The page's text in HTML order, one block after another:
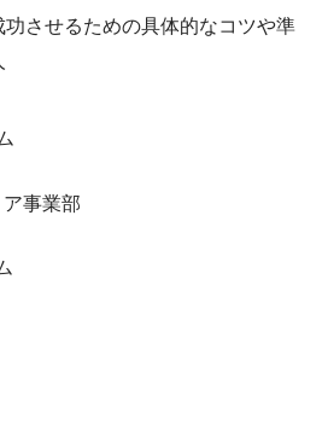
させるための具体的なコツや準
事業部